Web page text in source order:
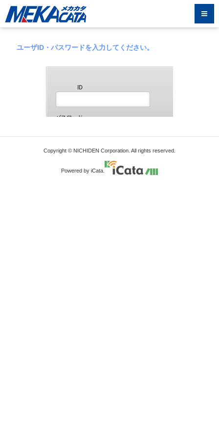
ユーザID・パスワードを入力してください。
Copyright © NICHIDEN Corporation. All rights reserved.
Powered by iCata.